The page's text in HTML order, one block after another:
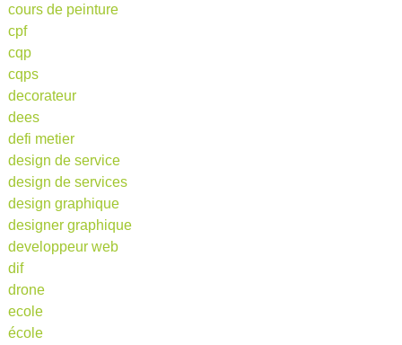
cours de peinture
cpf
cqp
cqps
decorateur
dees
defi metier
design de service
design de services
design graphique
designer graphique
developpeur web
dif
drone
ecole
école